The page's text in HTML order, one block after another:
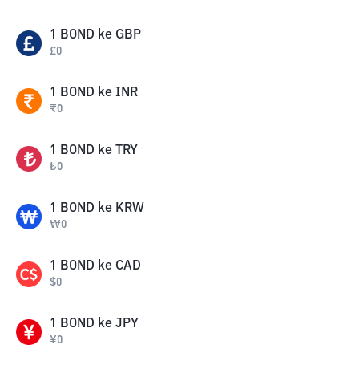
1 BOND ke GBP
£0
1 BOND ke INR
₹0
1 BOND ke TRY
₺0
1 BOND ke KRW
₩0
1 BOND ke CAD
$0
1 BOND ke JPY
¥0